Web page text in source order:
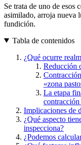
Se trata de uno de esos
asimilado, arroja nueva
fundición.
Tabla de contenidos
¿Qué ocurre
Reducción
«zona
La etapa
Implicaciones de
¿Qué aspecto
inspecciona?
¿Podemos